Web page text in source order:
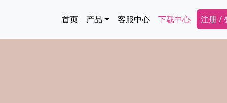
Main navigation
首页 产品 客服中心 下载中心 注册 /